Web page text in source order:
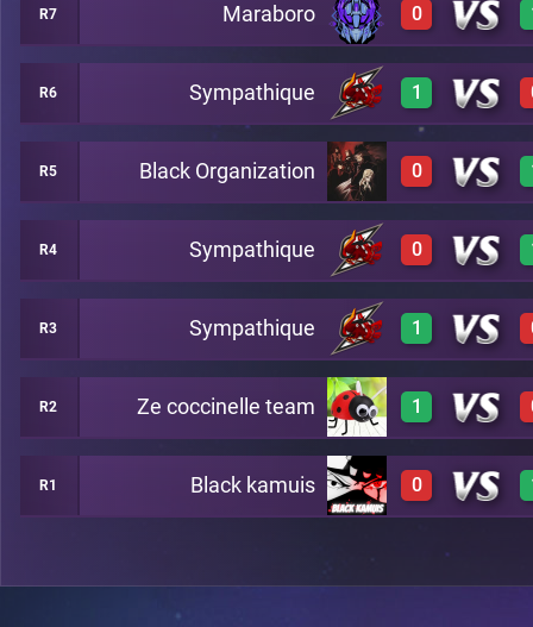
0 A3
R7 Maraboro 0
0 B10
R6 Sympathique 1
3 B5
R5 Black Organization 0
0 B2
R4 Sympathique 0
0 B8
R3 Sympathique 1
3 B7
R2 Ze coccinelle team 1
3 B13
R1 Black kamuis 0